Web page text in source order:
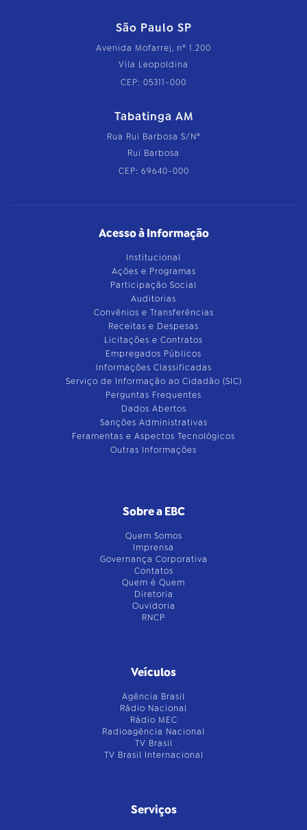
São Paulo SP
Avenida Mofarrej, nº 1.200
Vila Leopoldina
CEP: 05311-000
Tabatinga AM
Rua Rui Barbosa S/Nº
Rui Barbosa
CEP: 69640-000
Acesso à Informação
Institucional
Ações e Programas
Participação Social
Auditorias
Convênios e Transferências
Receitas e Despesas
Licitações e Contratos
Empregados Públicos
Informações Classificadas
Serviço de Informação ao Cidadão (SIC)
Perguntas Frequentes
Dados Abertos
Sanções Administrativas
Feramentas e Aspectos Tecnológicos
Outras Informações
Sobre a EBC
Quem Somos
Imprensa
Governança Corporativa
Contatos
Quem é Quem
Diretoria
Ouvidoria
RNCP
Veículos
Agência Brasil
Rádio Nacional
Rádio MEC
Radioagência Nacional
TV Brasil
TV Brasil Internacional
Serviços